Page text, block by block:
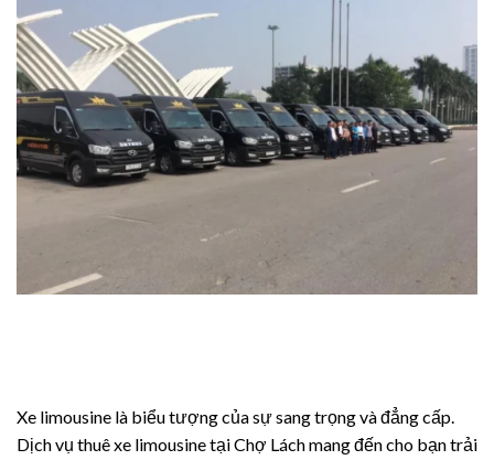
Xe limousine là biểu tượng của sự sang trọng và đẳng cấp.
Dịch vụ thuê xe limousine tại Chợ Lách mang đến cho bạn trải